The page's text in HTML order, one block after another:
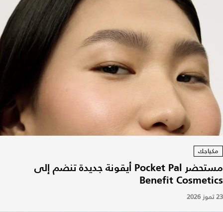
مكياجك
مستحضر Pocket Pal أيقونة جديدة تنضم إلى
Benefit Cosmetics
23 تموز 2026